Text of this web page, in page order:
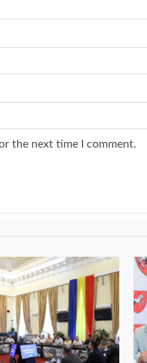
the next time I comment.